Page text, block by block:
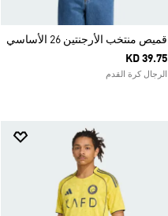
قميص منتخب الأرجنتين 26 الأساسي
KD 39.75
الرجال كرة القدم